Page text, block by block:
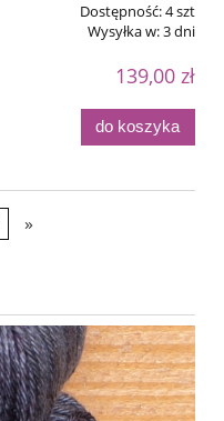
Dostępność:4 szt
Wysyłka w:3 dni
139,00 zł
do koszyka
»